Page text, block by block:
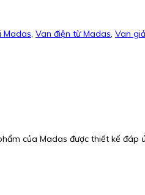
Madas, Van điện từ Madas, Van
của Madas được thiết kế đáp